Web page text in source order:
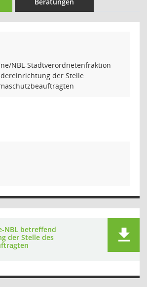
NBL-Stadtverordnetenfraktion
der Stelle
NBL betreffend
der Stelle des